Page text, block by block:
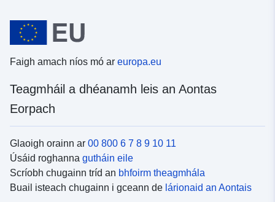
Faigh amach níos mó ar europa.eu
Teagmháil a dhéanamh leis an Aontas
Eorpach
Glaoigh orainn ar 00 800 6 7 8 9 10 11
Úsáid roghanna gutháin eile
Scríobh chugainn tríd an bhfoirm theagmhála
Buail isteach chugainn i gceann de lárionaid an Aontais